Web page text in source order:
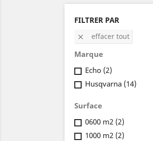
FILTRER PAR
 effacer tout
Marque
Echo (2)
Husqvarna (14)
Surface
0600 m2 (2)
1000 m2 (2)